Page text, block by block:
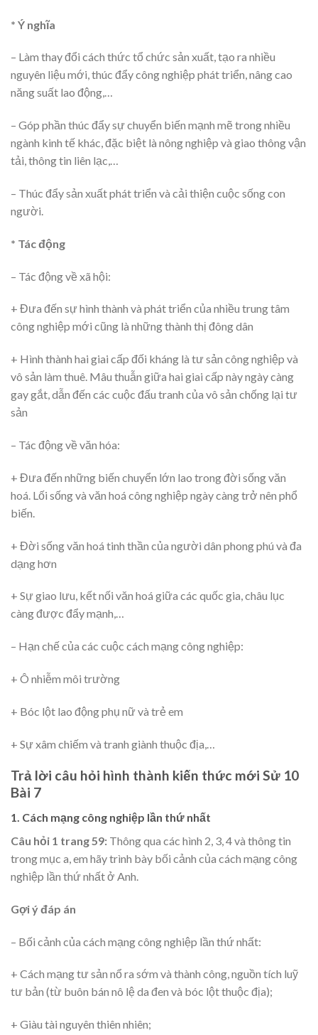
* Ý nghĩa
– Làm thay đổi cách thức tổ chức sản xuất, tạo ra nhiều
nguyên liệu mới, thúc đẩy công nghiệp phát triển, nâng cao
năng suất lao động,…
– Góp phần thúc đẩy sự chuyển biến mạnh mẽ trong nhiều
ngành kinh tế khác, đặc biệt là nông nghiệp và giao thông vận
tải, thông tin liên lạc,…
– Thúc đẩy sản xuất phát triển và cải thiện cuộc sống con
người.
* Tác động
– Tác động về xã hội:
+ Đưa đến sự hình thành và phát triển của nhiều trung tâm
công nghiệp mới cũng là những thành thị đông dân
+ Hình thành hai giai cấp đối kháng là tư sản công nghiệp và
vô sản làm thuê. Mâu thuẫn giữa hai giai cấp này ngày càng
gay gắt, dẫn đến các cuộc đấu tranh của vô sản chống lại tư
sản
– Tác động về văn hóa:
+ Đưa đến những biến chuyển lớn lao trong đời sống văn
hoá. Lối sống và văn hoá công nghiệp ngày càng trở nên phổ
biến.
+ Đời sống văn hoá tinh thần của người dân phong phú và đa
dạng hơn
+ Sự giao lưu, kết nối văn hoá giữa các quốc gia, châu lục
càng được đẩy mạnh,…
– Hạn chế của các cuộc cách mạng công nghiệp:
+ Ô nhiễm môi trường
+ Bóc lột lao động phụ nữ và trẻ em
+ Sự xâm chiếm và tranh giành thuộc địa,…
Trả lời câu hỏi hình thành kiến thức mới Sử 10
Bài 7
1. Cách mạng công nghiệp lần thứ nhất
Câu hỏi 1 trang 59: Thông qua các hình 2, 3, 4 và thông tin
trong mục a, em hãy trình bày bối cảnh của cách mạng công
nghiệp lần thứ nhất ở Anh.
Gợi ý đáp án
– Bối cảnh của cách mạng công nghiệp lần thứ nhất:
+ Cách mạng tư sản nổ ra sớm và thành công, nguồn tích luỹ
tư bản (từ buôn bán nô lệ da đen và bóc lột thuộc địa);
+ Giàu tài nguyên thiên nhiên;